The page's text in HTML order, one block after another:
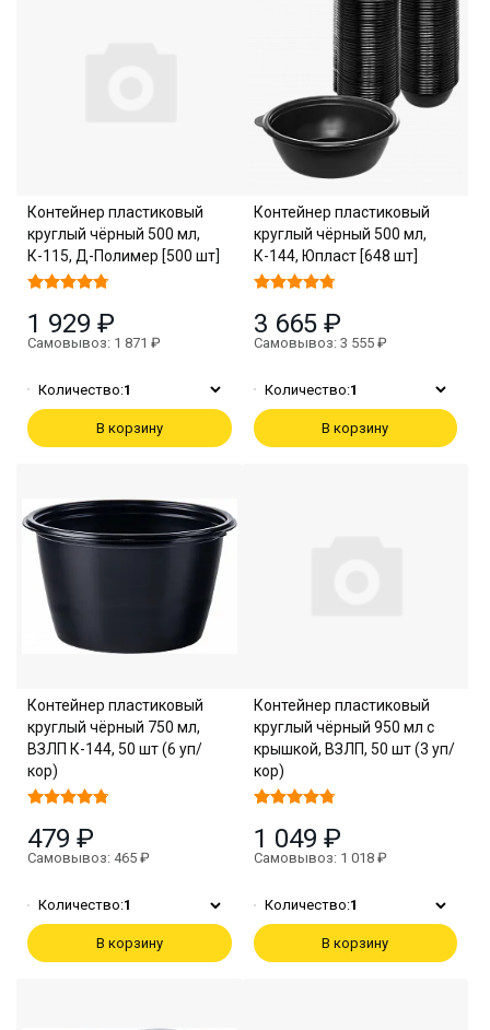
Контейнер пластиковый
круглый чёрный 500 мл,
К-115, Д-Полимер [500 шт]
1 929 ₽
Самовывоз: 1 871 ₽
Количество:1
В корзину
Контейнер пластиковый
круглый чёрный 500 мл,
К-144, Юпласт [648 шт]
3 665 ₽
Самовывоз: 3 555 ₽
Количество:1
В корзину
Контейнер пластиковый
круглый чёрный 750 мл,
ВЗЛП К-144, 50 шт (6 уп/
кор)
479 ₽
Самовывоз: 465 ₽
Количество:1
В корзину
Контейнер пластиковый
круглый чёрный 950 мл с
крышкой, ВЗЛП, 50 шт (3 уп/
кор)
1 049 ₽
Самовывоз: 1 018 ₽
Количество:1
В корзину